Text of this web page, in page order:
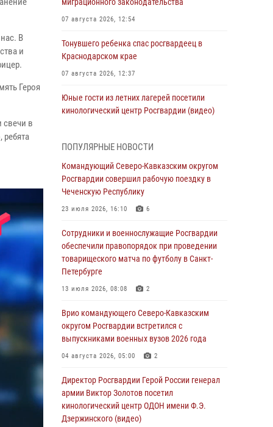
В
и
Героя
свечи в
07 августа 2026, 12:54
Тонувшего ребенка спас росгвардеец в
Краснодарском крае
07 августа 2026, 12:37
Юные гости из летних лагерей посетили
кинологический центр Росгвардии (видео)
Ветеран войск правопорядка генерал-майор
Иван Пияшев – герой выпуска «Легенды
армии с Александром Маршалом»
07 августа 2026, 12:00
округу Росгвардии и ветераны военной
контрразведки почтили память Николая
Кузнецова
07 августа 2026, 12:00
подняться на крышу Смольного собора в
Санкт-Петербурге (видео)
07 августа 2026, 11:34 3 1
основам взрывобезопасности
07 августа 2026, 11:33
Рэпер ST посетил раненых росгвардейцев в
ПОПУЛЯРНЫЕ НОВОСТИ
Командующий Северо-Кавказским округом
Росгвардии совершил рабочую поездку в
Чеченскую Республику
23 июля 2026, 16:10 6
Сотрудники и военнослужащие Росгвардии
обеспечили правопорядок при проведении
товарищеского матча по футболу в Санкт-
Петербурге
13 июля 2026, 08:08 2
Врио командующего Северо-Кавказским
округом Росгвардии встретился с
выпускниками военных вузов 2026 года
04 августа 2026, 05:00 2
Директор Росгвардии Герой России генерал
армии Виктор Золотов посетил
кинологический центр ОДОН имени Ф.Э.
Дзержинского (видео)